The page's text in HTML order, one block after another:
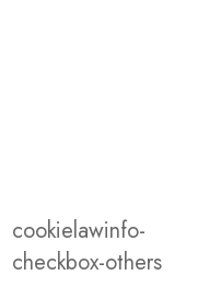
cookielawinfo-
checkbox-others